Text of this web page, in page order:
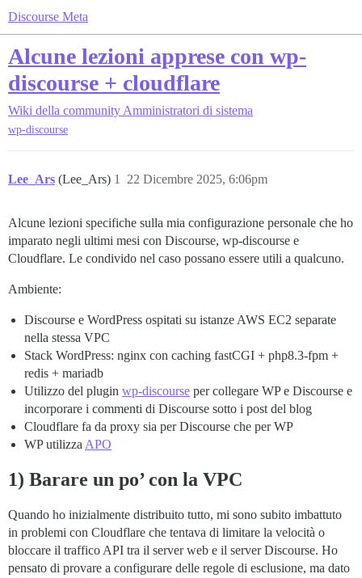
Discourse Meta
Alcune lezioni apprese con wp-
discourse + cloudflare
Wiki della community Amministratori di sistema
wp-discourse
Lee_Ars (Lee_Ars) 22 Dicembre 2025, 6:06pm
1
Alcune lezioni specifiche sulla mia configurazione personale che ho
imparato negli ultimi mesi con Discourse, wp-discourse e
Cloudflare. Le condivido nel caso possano essere utili a qualcuno.
Ambiente:
Discourse e WordPress ospitati su istanze AWS EC2 separate
nella stessa VPC
Stack WordPress: nginx con caching fastCGI + php8.3-fpm +
redis + mariadb
Utilizzo del plugin wp-discourse per collegare WP e Discourse e
incorporare i commenti di Discourse sotto i post del blog
Cloudflare fa da proxy sia per Discourse che per WP
WP utilizza APO
1) Barare un po’ con la VPC
Quando ho inizialmente distribuito tutto, mi sono subito imbattuto
in problemi con Cloudflare che tentava di limitare la velocità o
bloccare il traffico API tra il server web e il server Discourse. Ho
pensato di provare a configurare delle regole di esclusione, ma dato